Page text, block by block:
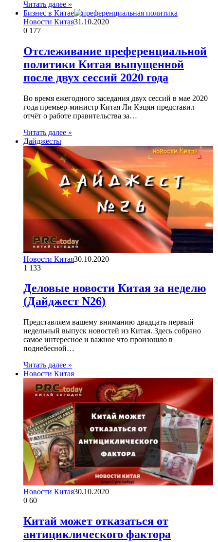
Читать далее »
Бизнес в Китае
Новости Китая31.10.2020
0 177
Отслеживание преференциальной
политики Китая выпущенной
после двух сессий 2020 года
Во время ежегодного заседания двух сессий в мае 2020
года премьер-министр Китая Ли Кэцян представил
отчёт о работе правительства за…
Читать далее »
Дайджесты
Новости Китая30.10.2020
1 133
Деловые новости Китая за неделю
(Дайджест N26)
Представляем вашему вниманию двадцать первый
недельный выпуск новостей из Китая. Здесь собрано
самое интересное и важное что произошло в
поднебесной…
Читать далее »
Новости Китая
Новости Китая30.10.2020
0 60
Китай может отказаться от
антициклического фактора